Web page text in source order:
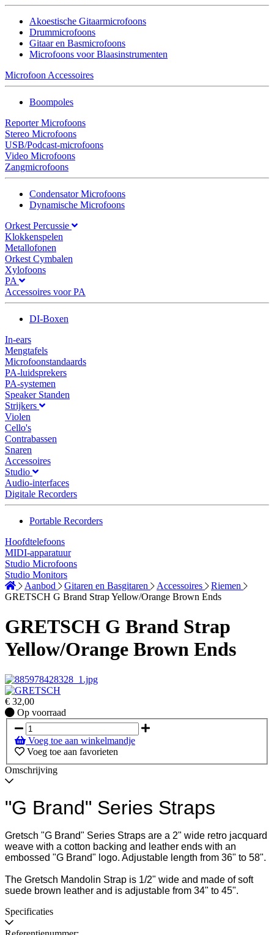
Akoestische Gitaarmicrofoons
Drummicrofoons
Gitaar en Basmicrofoons
Microfoons voor Blaasinstrumenten
Microfoon Accessoires
Boompoles
Reporter Microfoons
Stereo Microfoons
USB/Podcast-microfoons
Video Microfoons
Zangmicrofoons
Condensator Microfoons
Dynamische Microfoons
Orkest Percussie
Klokkenspelen
Metallofonen
Orkest Cymbalen
Xylofoons
PA
Accessoires voor PA
DI-Boxen
In-ears
Mengtafels
Microfoonstandaards
PA-luidsprekers
PA-systemen
Speaker Standen
Strijkers
Violen
Cello's
Contrabassen
Snaren
Accessoires
Studio
Audio-interfaces
Digitale Recorders
Portable Recorders
Hoofdtelefoons
MIDI-apparatuur
Studio Microfoons
Studio Monitors
Aanbod
Gitaren en Basgitaren Accessoires
Riemen
GRETSCH G Brand Strap Yellow/Orange Brown Ends
GRETSCH G Brand Strap
Yellow/Orange Brown Ends
€ 32,00
Op
voorraad
Op voorraad
Voeg toe aan winkelmandje
Voeg toe aan favorieten
Omschrijving
"G Brand" Series Straps
Gretsch "G Brand" Series Straps are a 2" wide retro jacquard
weave with a cotton backing and leather ends with an
embossed "G Brand" logo. Adjustable length from 36" to 58".
The Gretsch Mandolin Strap is 1/2" wide and made of soft
suede brown leather and is adjustable from 34" to 45".
Specificaties